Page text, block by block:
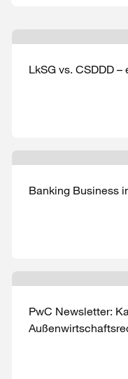
LkSG vs. CSDDD
Banking Business
PwC Newsletter: